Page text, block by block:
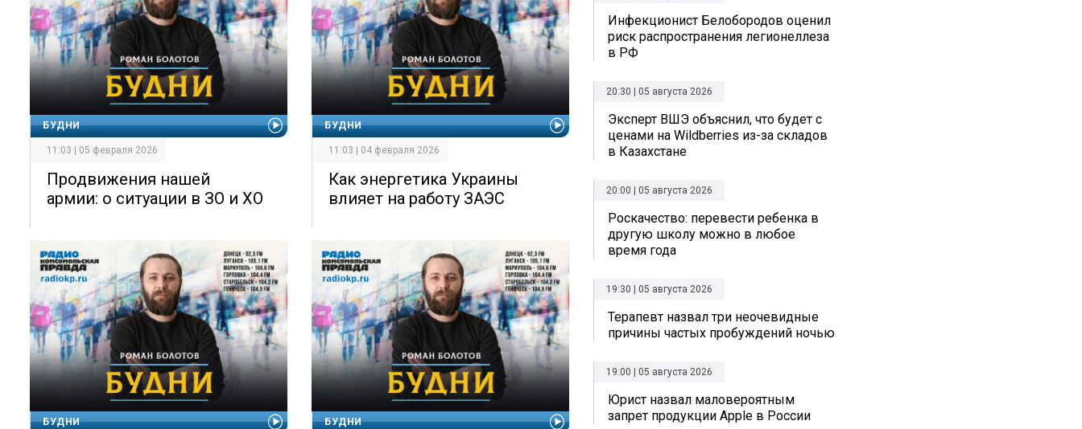
БУДНИ
11:03 | 05 февраля 2026
Продвижения нашей
армии: о ситуации в ЗО и ХО
БУДНИ
11:03 | 04 февраля 2026
Как энергетика Украины
влияет на работу ЗАЭС
БУДНИ БУДНИ
Инфекционист Белобородов оценил
риск распространения легионеллеза
в РФ
20:30 | 05 августа 2026
Эксперт ВШЭ объяснил, что будет с
ценами на Wildberries из-за складов
в Казахстане
20:00 | 05 августа 2026
Роскачество: перевести ребенка в
другую школу можно в любое
время года
19:30 | 05 августа 2026
Терапевт назвал три неочевидные
причины частых пробуждений ночью
19:00 | 05 августа 2026
Юрист назвал маловероятным
запрет продукции Apple в России